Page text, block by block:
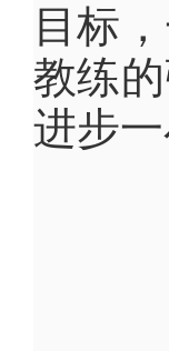
目标
教练
进步